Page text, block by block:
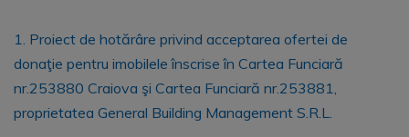
1. Proiect de hotărâre privind acceptarea ofertei de
donaţie pentru imobilele înscrise în Cartea Funciară
nr.253880 Craiova şi Cartea Funciară nr.253881,
proprietatea General Building Management S.R.L.